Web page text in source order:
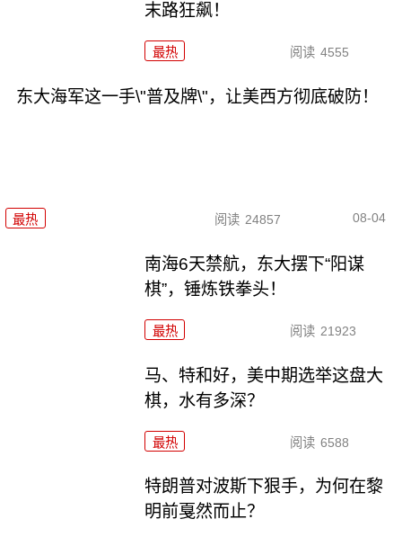
末路狂飙！
最热 阅读 4555
东大海军这一手\"普及牌\"，让美西方彻底破防！
最热 阅读 24857 08-04
南海6天禁航，东大摆下“阳谋
棋”，锤炼铁拳头！
最热 阅读 21923
马、特和好，美中期选举这盘大
棋，水有多深？
最热 阅读 6588
特朗普对波斯下狠手，为何在黎
明前戛然而止？